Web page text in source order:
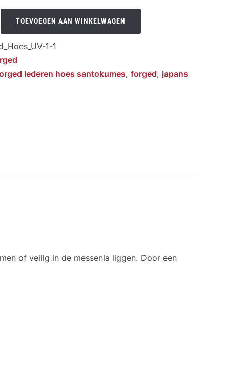
TOEVOEGEN AAN WINKELWAGEN
1-1
lederen hoes santokumes, forged, japans
of veilig in de messenla liggen. Door een